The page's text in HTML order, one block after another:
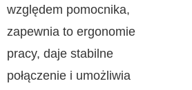
względem pomocnika,
zapewnia to ergonomie
pracy, daje stabilne
połączenie i umożliwia